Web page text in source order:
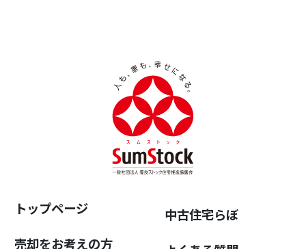
トップページ
売却をお考えの方
中古住宅らぼ